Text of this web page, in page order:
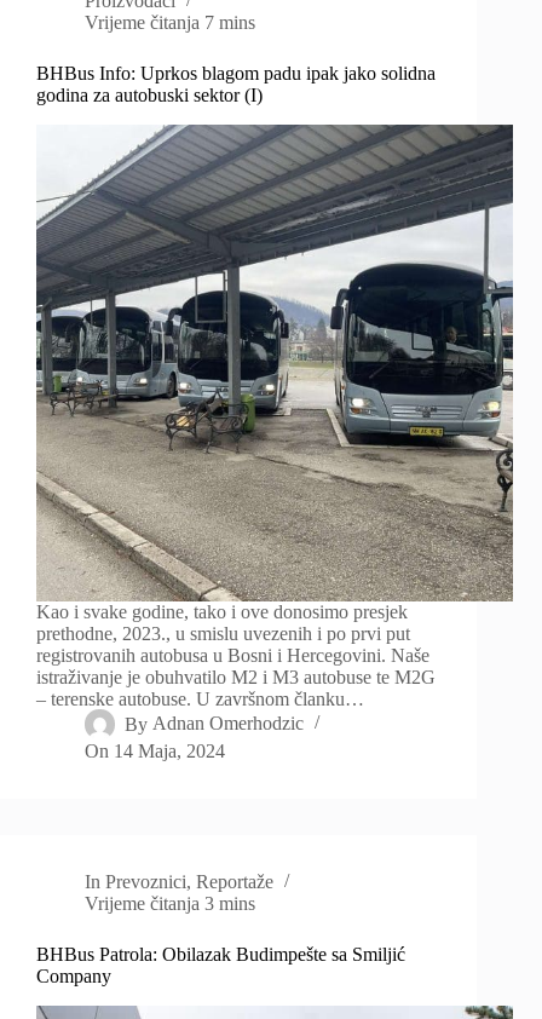
Vrijeme čitanja 7 mins
BHBus Info: Uprkos blagom padu ipak jako solidna
godina za autobuski sektor (I)
Kao i svake godine, tako i ove donosimo presjek
prethodne, 2023., u smislu uvezenih i po prvi put
registrovanih autobusa u Bosni i Hercegovini. Naše
istraživanje je obuhvatilo M2 i M3 autobuse te M2G
– terenske autobuse. U završnom članku…
By Adnan Omerhodzic
On 14 Maja, 2024
In Prevoznici,Reportaže
Vrijeme čitanja 3 mins
BHBus Patrola: Obilazak Budimpešte sa Smiljić
Company